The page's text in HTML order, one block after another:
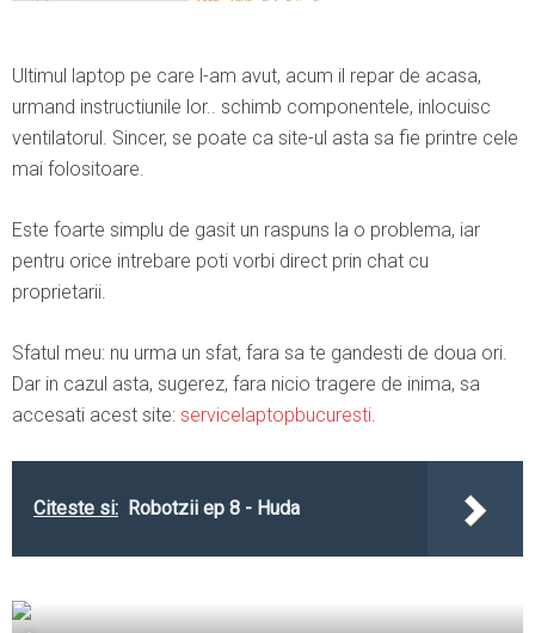
Ultimul laptop pe care l-am avut, acum il repar de acasa,
urmand instructiunile lor.. schimb componentele, inlocuisc
ventilatorul. Sincer, se poate ca site-ul asta sa fie printre cele
mai folositoare.
Este foarte simplu de gasit un raspuns la o problema, iar
pentru orice intrebare poti vorbi direct prin chat cu
proprietarii.
Sfatul meu: nu urma un sfat, fara sa te gandesti de doua ori.
Dar in cazul asta, sugerez, fara nicio tragere de inima, sa
accesati acest site: servicelaptopbucuresti
Citeste si: Robotzii ep 8 - Huda